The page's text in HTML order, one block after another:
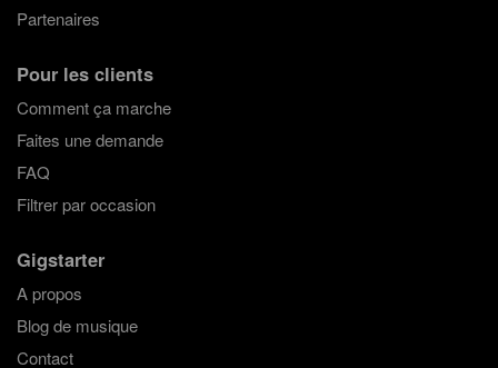
Partenaires
Pour les clients
Comment ça marche
Faites une demande
FAQ
Filtrer par occasion
Gigstarter
A propos
Blog de musique
Contact